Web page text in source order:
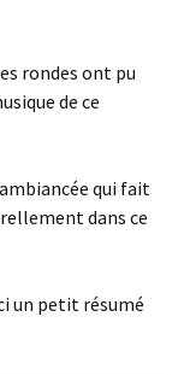
rondes ont pu
de ce
qui fait
dans ce
un petit résumé